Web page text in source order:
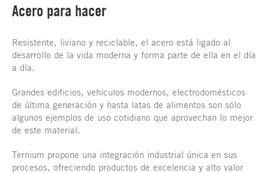
Acero para hacer
Resistente, liviano y reciclable, el acero está ligado al
desarrollo de la vida moderna y forma parte de ella en el día
a día.
Grandes edificios, vehículos modernos, electrodomésticos
de última generación y hasta latas de alimentos son sólo
algunos ejemplos de uso cotidiano que aprovechan lo mejor
de este material.
Ternium propone una integración industrial única en sus
procesos, ofreciendo productos de excelencia y alto valor